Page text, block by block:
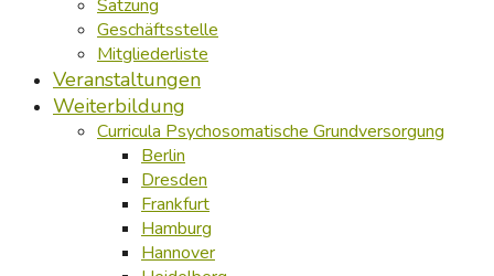
Satzung
Geschäftsstelle
Mitgliederliste
Veranstaltungen
Weiterbildung
Curricula Psychosomatische Grundversorgung
Berlin
Dresden
Frankfurt
Hamburg
Hannover